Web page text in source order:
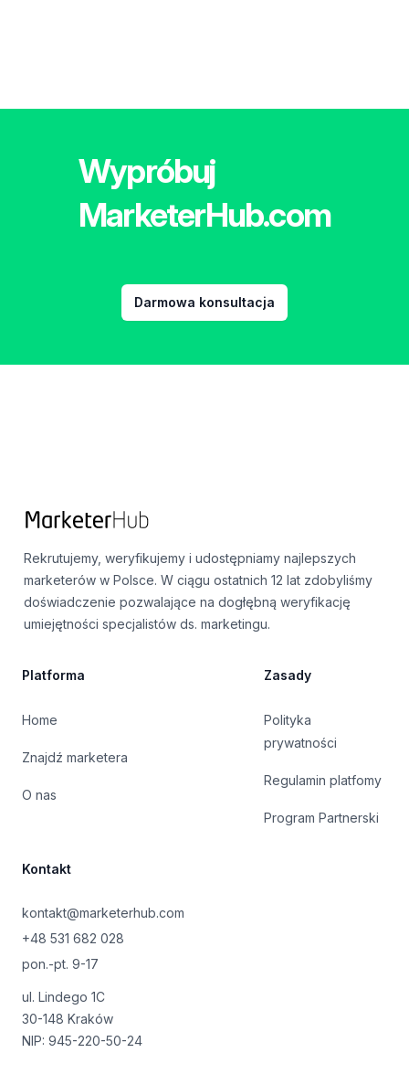
Wypróbuj
MarketerHub.com
Darmowa konsultacja
Rekrutujemy, weryfikujemy i udostępniamy najlepszych
marketerów w Polsce. W ciągu ostatnich 12 lat zdobyliśmy
doświadczenie pozwalające na dogłębną weryfikację
umiejętności specjalistów ds. marketingu.
Platforma
Home
Znajdź marketera
O nas
Zasady
Polityka
prywatności
Regulamin platfomy
Program Partnerski
Kontakt
kontakt@marketerhub.com
+48 531 682 028
pon.-pt. 9-17
ul. Lindego 1C
30-148 Kraków
NIP: 945-220-50-24